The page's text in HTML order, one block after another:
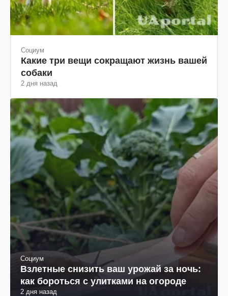
Социум
Какие три вещи сокращают жизнь вашей
собаки
2 дня назад
Социум
Взлетные снизить ваш урожай за ночь:
как бороться с улитками на огороде
2 дня назад